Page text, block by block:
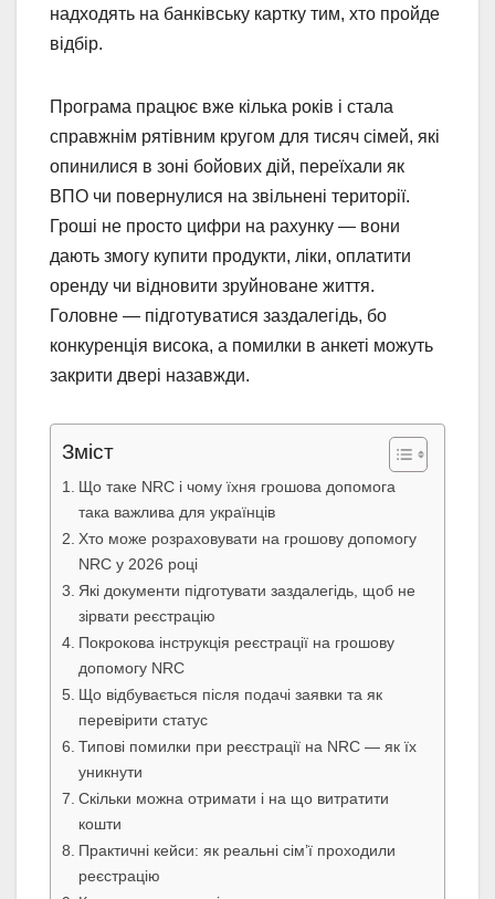
надходять на банківську картку тим, хто пройде
відбір.
Програма працює вже кілька років і стала
справжнім рятівним кругом для тисяч сімей, які
опинилися в зоні бойових дій, переїхали як
ВПО чи повернулися на звільнені території.
Гроші не просто цифри на рахунку — вони
дають змогу купити продукти, ліки, оплатити
оренду чи відновити зруйноване життя.
Головне — підготуватися заздалегідь, бо
конкуренція висока, а помилки в анкеті можуть
закрити двері назавжди.
Зміст
Що таке NRC і чому їхня грошова допомога
така важлива для українців
Хто може розраховувати на грошову допомогу
NRC у 2026 році
Які документи підготувати заздалегідь, щоб не
зірвати реєстрацію
Покрокова інструкція реєстрації на грошову
допомогу NRC
Що відбувається після подачі заявки та як
перевірити статус
Типові помилки при реєстрації на NRC — як їх
уникнути
Скільки можна отримати і на що витратити
кошти
Практичні кейси: як реальні сім’ї проходили
реєстрацію